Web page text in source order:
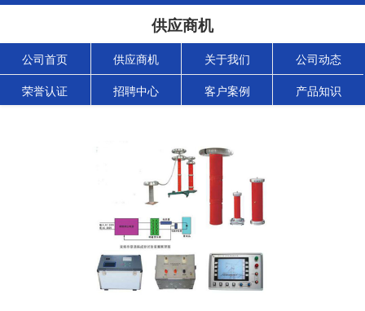
供应商机
公司首页 供应商机 关于我们 公司动态
荣誉认证 招聘中心 客户案例 产品知识